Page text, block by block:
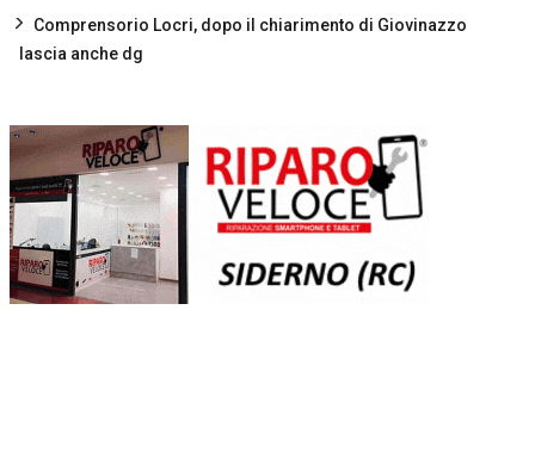
Comprensorio Locri, dopo il chiarimento di Giovinazzo
lascia anche dg